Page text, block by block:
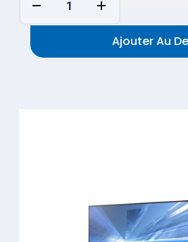
Ajouter Au